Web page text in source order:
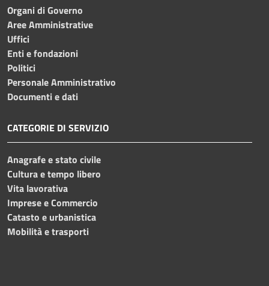
Organi di Governo
Aree Amministrative
Uffici
Enti e fondazioni
Politici
Personale Amministrativo
Documenti e dati
CATEGORIE DI SERVIZIO
Anagrafe e stato civile
Cultura e tempo libero
Vita lavorativa
Imprese e Commercio
Catasto e urbanistica
Mobilità e trasporti